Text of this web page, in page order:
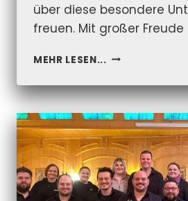
über diese besondere
freuen. Mit großer
MEHR LESEN... SPENDE
DER
ST.
SEBASTIANUS